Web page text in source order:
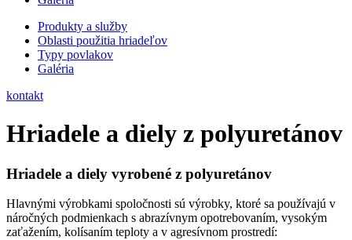
Produkty a služby
Oblasti použitia hriadeľov
Typy povlakov
Galéria
kontakt
Hriadele a diely z polyuretánov
Hriadele a diely vyrobené z polyuretánov
Hlavnými výrobkami spoločnosti sú výrobky, ktoré sa používajú v
náročných podmienkach s abrazívnym opotrebovaním, vysokým
zaťažením, kolísaním teploty a v agresívnom prostredí: